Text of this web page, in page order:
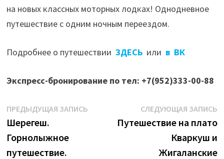
на новых классных моторных лодках! Однодневное
путешествие с одним ночным переездом.
Подробнее о путешествии ЗДЕСЬили в ВК
Экспресс-бронирование по тел: +7(952)333-00-88
Навигация
по
записям
ПРЕДЫДУЩАЯ ЗАПИСЬПредыдущая
Шерегеш.
Горнолыжное
путешествие.
СЛЕДУЮЩАЯ ЗАПИСЬ
Путешествие на плато
Кваркуш и
Жигаланские